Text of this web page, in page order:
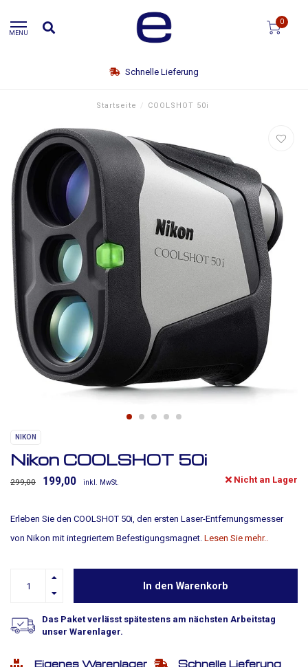
MENU
0
Schnelle Lieferung
Startseite / COOLSHOT 50i
NIKON
Nikon COOLSHOT 50i
299,00 199,00 inkl. MwSt. Nicht an Lager
Erleben Sie den COOLSHOT 50i, den ersten Laser-Entfernungsmesser
von Nikon mit integriertem Befestigungsmagnet. Lesen Sie mehr..
In den Warenkorb
Das Paket verlässt spätestens am nächsten Arbeitstag
unser Warenlager.
Eigenes Warenlager Schnelle Lieferung